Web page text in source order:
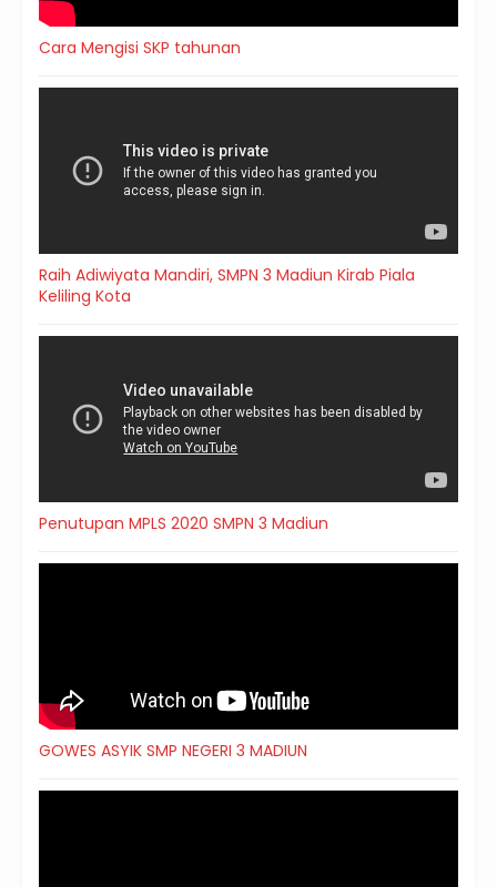
Cara Mengisi SKP tahunan
Raih Adiwiyata Mandiri, SMPN 3 Madiun Kirab Piala
Keliling Kota
Penutupan MPLS 2020 SMPN 3 Madiun
GOWES ASYIK SMP NEGERI 3 MADIUN